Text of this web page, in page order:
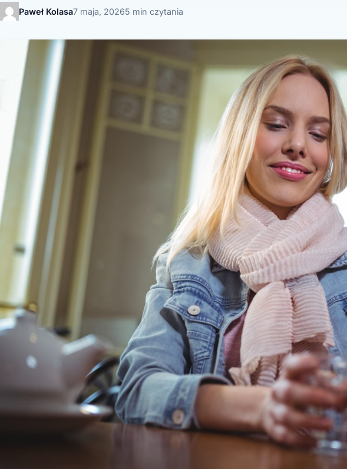
Paweł Kolasa7 maja, 20265 min czytania